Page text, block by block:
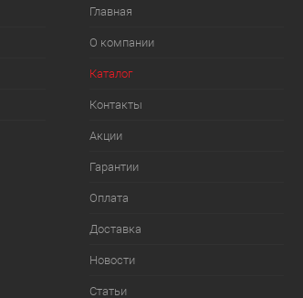
В избранное
Главная
О компании
Каталог
Контакты
Акции
Гарантии
Оплата
Доставка
Новости
Статьи